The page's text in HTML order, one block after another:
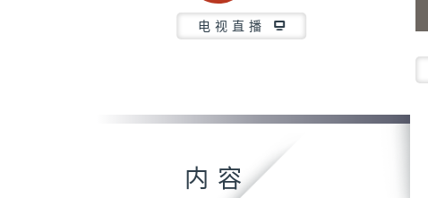
电视直播
内容